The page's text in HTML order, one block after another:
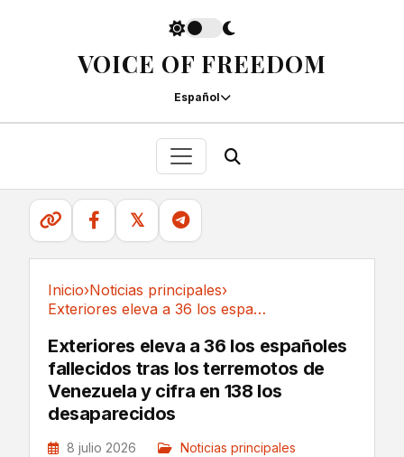
VOICE OF FREEDOM
Español
𝕏
Inicio›Noticias principales›
Exteriores eleva a 36 los españoles fallecidos...
Exteriores eleva a 36 los españoles
fallecidos tras los terremotos de
Venezuela y cifra en 138 los
desaparecidos
8 julio 2026 Noticias principales